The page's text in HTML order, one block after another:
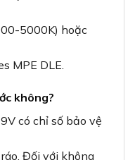
5000K) hoặc
MPE DLE.
không?
có chỉ số bảo vệ
Đối với không